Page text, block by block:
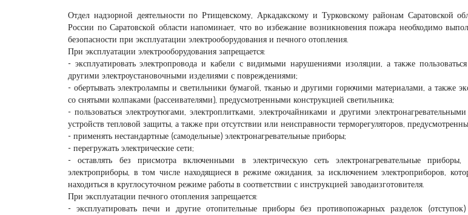
Отдел надзорной деятельности по Ртищевскому, Аркадакскому и Турковскому районам
России по Саратовской области напоминает, что во избежание возникновения пожара необходимо
безопасности при эксплуатации электрооборудования и печного отопления.
При эксплуатации электрооборудования запрещается:
- эксплуатировать электропровода и кабели с видимыми нарушениями изоляции, а также
другими электроустановочными изделиями с повреждениями;
- обертывать электролампы и светильники бумагой, тканью и другими горючими материалами, а также
со снятыми колпаками (рассеивателями), предусмотренными конструкцией светильника;
- пользоваться электроутюгами, электроплитками, электрочайниками и другими
устройств тепловой защиты, а также при отсутствии или неисправности терморегуляторов,
- применять нестандартные (самодельные) электронагревательные приборы;
- перегружать электрические сети;
- оставлять без присмотра включенными в электрическую сеть электронагревательные
электроприборы, в том числе находящиеся в режиме ожидания, за исключением электроприборов,
находиться в круглосуточном режиме работы в соответствии с инструкцией заводаизготовителя.
При эксплуатации печного отопления запрещается:
- эксплуатировать печи и другие отопительные приборы без противопожарных разделок